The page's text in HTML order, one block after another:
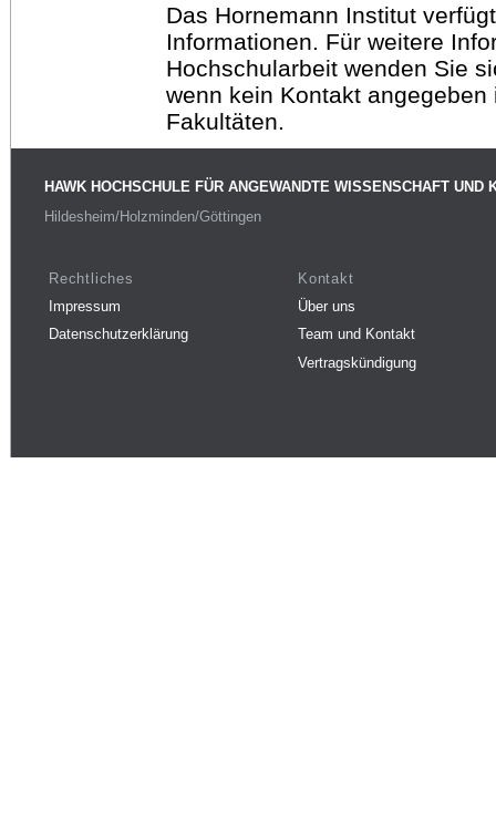
Das Hornemann Institut
Informationen. Für weitere
Hochschularbeit wenden Sie
wenn kein Kontakt
Fakultäten.
HAWK HOCHSCHULE FÜR ANGEWANDTE WISSENSCHAFT UND
Hildesheim/Holzminden/Göttingen
Rechtliches
Impressum
Datenschutzerklärung
Kontakt
Über uns
Team und Kontakt
Vertragskündigung